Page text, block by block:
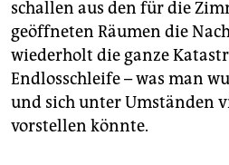
schallen aus den für die
geöffneten Räumen die
wiederholt die ganze
Endlosschleife – was man
und sich unter Umständen
vorstellen könnte.